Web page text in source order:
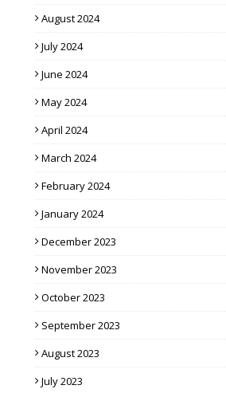
August 2024
July 2024
June 2024
May 2024
April 2024
March 2024
February 2024
January 2024
December 2023
November 2023
October 2023
September 2023
August 2023
July 2023